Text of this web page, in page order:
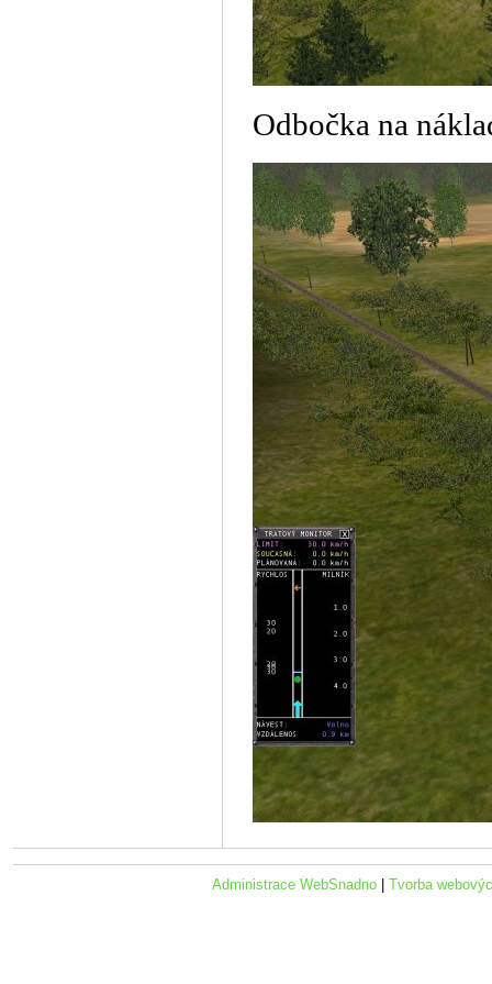
Odbočka na
Administrace WebSnadno Tvorba